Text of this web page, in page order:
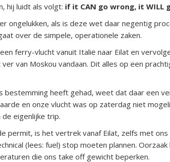
hij luidt als volgt: if it CAN go wrong, it WILL
ongelukken, als is deze wet daar negentig
over de simpele, operationele zaken.
ferry-vlucht vanuit Italië naar Eilat en
van Moskou vandaan. Dit alles op een
bestemming heeft gehad, weet dat daar een
en onze vlucht was op zaterdag niet
eigenlijke trip.
permit, is het vertrek vanaf Eilat, zelfs met
(lees: fuel) stop moeten plannen.
die ons take off gewicht beperken.